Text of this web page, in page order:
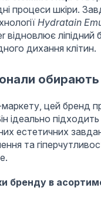
процеси шкіри.
Hydratain
відновлює ліпідний
дихання клітин.
обирають
маркету, цей бренд
ідеально
естетичних
та
бренду в